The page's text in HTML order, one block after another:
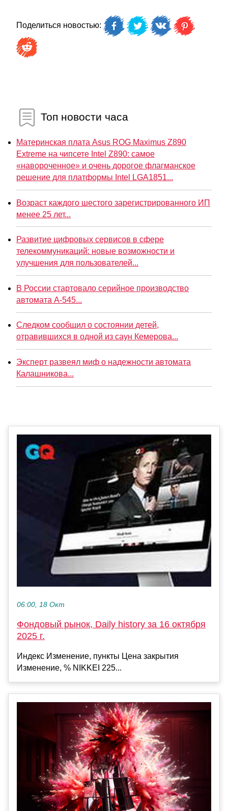
Поделиться новостью:
Топ новости часа
Материнская плата Asus ROG Maximus Z890
Extreme на чипсете Intel Z890: самое
«навороченное» и очень дорогое флагманское
решение для платформы Intel LGA1851...
Возраст каждого шестого зарегистрированного ИП
менее 25 лет...
Развитие цифровых сервисов в сфере
телекоммуникаций: новые возможности и
улучшения для пользователей...
В России стартовало серийное производство
автомата А-545...
Следком сообщил о состоянии детей,
отравившихся в одной из саун Кемерова...
Эксперт развеял миф о надежности автомата
Калашникова...
06:00, 18 Окт
Фондовый рынок, Daily history за 16 октября
2025 г.
Индекс Изменение, пункты Цена закрытия
Изменение, % NIKKEI 225...